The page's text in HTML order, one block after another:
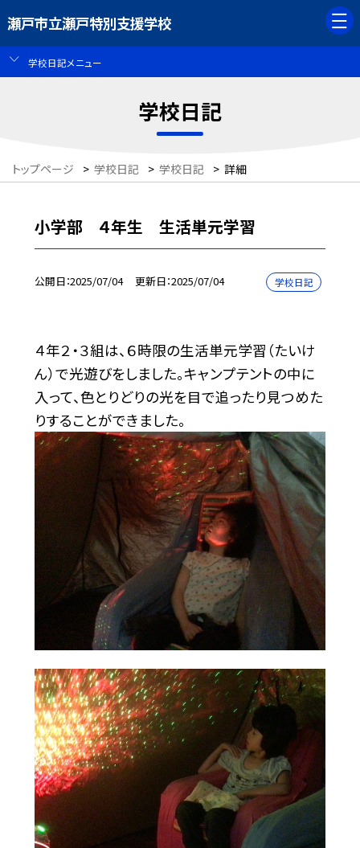
瀬戸市立瀬戸特別支援学校
学校日記メニュー
学校日記
トップページ > 学校日記 > 学校日記 > 詳細
小学部 ４年生 生活単元学習
公開日 2025/07/04 更新日 2025/07/04 学校日記
４年２・３組は、６時限の生活単元学習（たいけ
ん）で光遊びをしました。キャンプテントの中に
入って、色とりどりの光を目で追ったり見つめた
りすることができました。